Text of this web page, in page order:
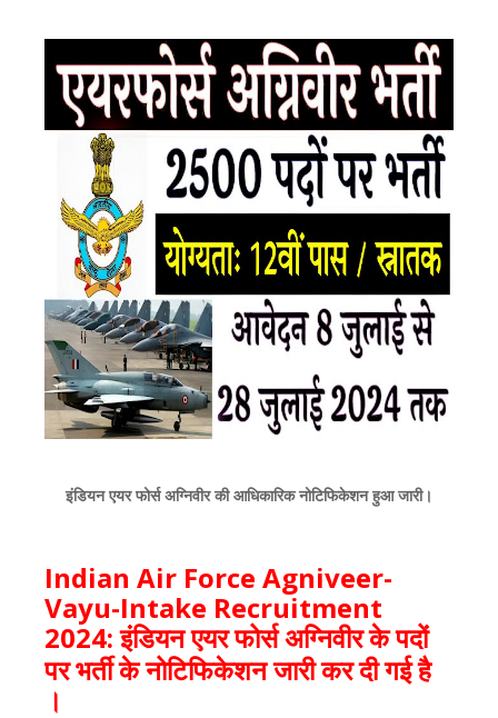
इंडियन एयर फोर्स अग्निवीर की आधिकारिक नोटिफिकेशन हुआ जारी।
Indian Air Force Agniveer-
Vayu-Intake Recruitment
2024:इंडियन एयर फोर्स अग्निवीर के पदों
पर भर्ती के नोटिफिकेशन जारी कर दी गई है
।